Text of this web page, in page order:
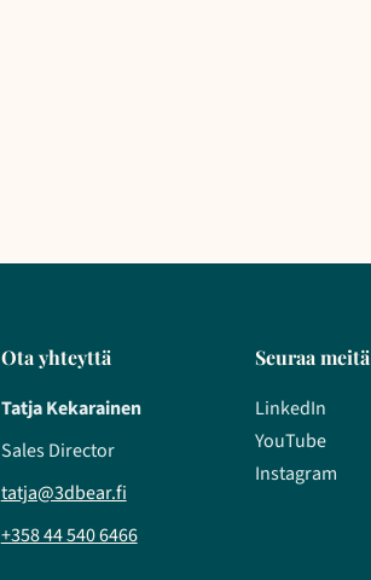
Ota yhteyttä
Tatja Kekarainen
Sales Director
tatja@3dbear.fi
+358 44 540 6466
Seuraa meitä
LinkedIn
YouTube
Instagram